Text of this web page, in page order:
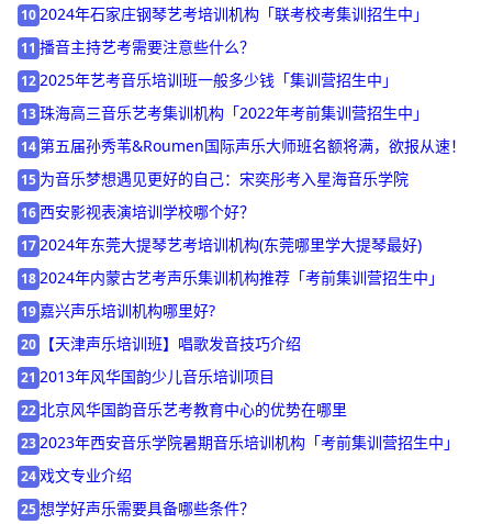
9 探析表演在声乐演唱中的作用
10 2024年石家庄钢琴艺考培训机构「联考校考集训招生中」
11 播音主持艺考需要注意些什么？
122025年艺考音乐培训班一般多少钱「集训营招生中」
13珠海高三音乐艺考集训机构「2022年考前集训营招生中」
14 第五届孙秀苇&Roumen国际声乐大师班名额将满，欲报从速！
15为音乐梦想遇见更好的自己：宋奕彤考入星海音乐学院
16 西安影视表演培训学校哪个好？
17 2024年东莞大提琴艺考培训机构(东莞哪里学大提琴最好)
18 2024年内蒙古艺考声乐集训机构推荐「考前集训营招生中」
19 嘉兴声乐培训机构哪里好?
20 【天津声乐培训班】唱歌发音技巧介绍
212013年风华国韵少儿音乐培训项目
22 北京风华国韵音乐艺考教育中心的优势在哪里
232023年西安音乐学院暑期音乐培训机构「考前集训营招生中」
24戏文专业介绍